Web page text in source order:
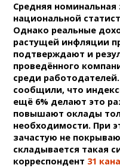
Средняя
национальной
Однако реальные
растущей инфляции
подтверждают и
проведённого
среди
сообщили, что
ещё 6% делают это
повышают оклады
необходимости. При
зачастую не
складывается такая
корреспондент 31